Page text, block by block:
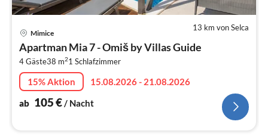
13 km von Selca
Mimice
Apartman Mia 7 - Omiš by Villas Guide
4 Gäste38 m21 Schlafzimmer
15% Aktion
15.08.2026 - 21.08.2026
ab 105€ / Nacht